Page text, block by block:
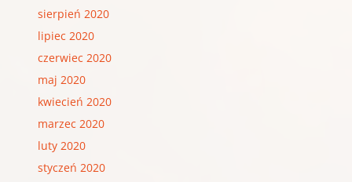
sierpień 2020
lipiec 2020
czerwiec 2020
maj 2020
kwiecień 2020
marzec 2020
luty 2020
styczeń 2020